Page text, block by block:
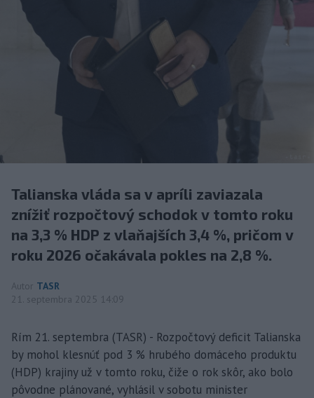
Talianska vláda sa v apríli zaviazala
znížiť rozpočtový schodok v tomto roku
na 3,3 % HDP z vlaňajších 3,4 %, pričom v
roku 2026 očakávala pokles na 2,8 %.
Autor TASR
21. septembra 2025 14:09
Rím 21. septembra (TASR) - Rozpočtový deficit Talianska
by mohol klesnúť pod 3 % hrubého domáceho produktu
(HDP) krajiny už v tomto roku, čiže o rok skôr, ako bolo
pôvodne plánované, vyhlásil v sobotu minister